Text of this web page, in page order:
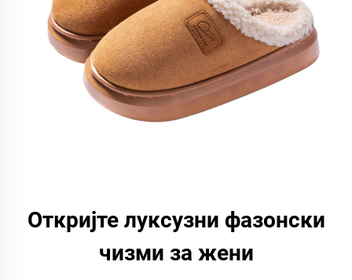
Откријте луксузни фазонски
чизми за жени